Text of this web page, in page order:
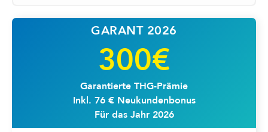
GARANT 2026
300€
Garantierte THG-Prämie
Inkl. 76 € Neukundenbonus
Für das Jahr 2026